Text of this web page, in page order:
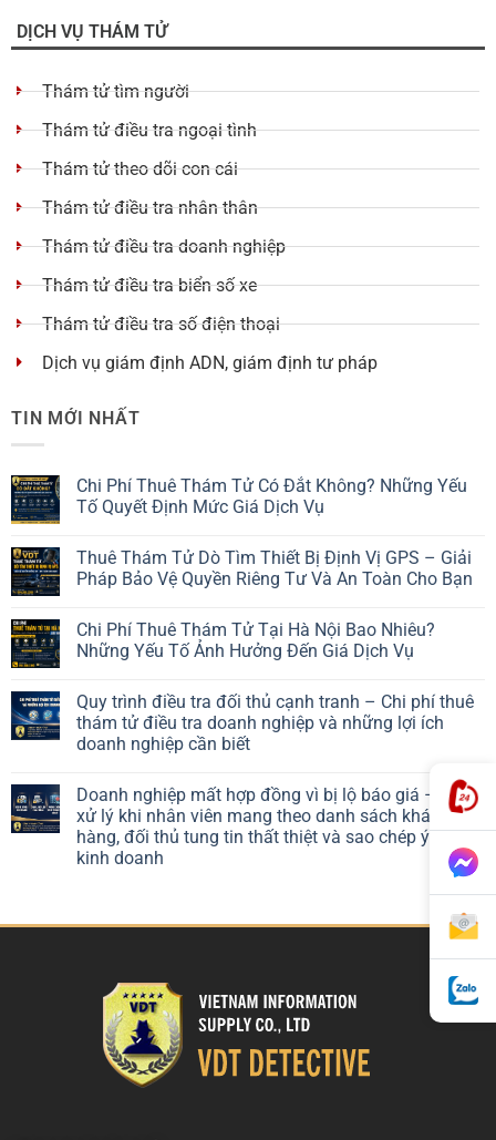
DỊCH VỤ THÁM TỬ
Thám tử tìm người
Thám tử điều tra ngoại tình
Thám tử theo dõi con cái
Thám tử điều tra nhân thân
Thám tử điều tra doanh nghiệp
Thám tử điều tra biển số xe
Thám tử điều tra số điện thoại
Dịch vụ giám định ADN, giám định tư pháp
TIN MỚI NHẤT
Chi Phí Thuê Thám Tử Có Đắt Không? Những Yếu
Tố Quyết Định Mức Giá Dịch Vụ
Thuê Thám Tử Dò Tìm Thiết Bị Định Vị GPS – Giải
Pháp Bảo Vệ Quyền Riêng Tư Và An Toàn Cho Bạn
Chi Phí Thuê Thám Tử Tại Hà Nội Bao Nhiêu?
Những Yếu Tố Ảnh Hưởng Đến Giá Dịch Vụ
Quy trình điều tra đối thủ cạnh tranh – Chi phí thuê
thám tử điều tra doanh nghiệp và những lợi ích
doanh nghiệp cần biết
Doanh nghiệp mất hợp đồng vì bị lộ báo giá – Cách
xử lý khi nhân viên mang theo danh sách khách
hàng, đối thủ tung tin thất thiệt và sao chép ý tưởng
kinh doanh